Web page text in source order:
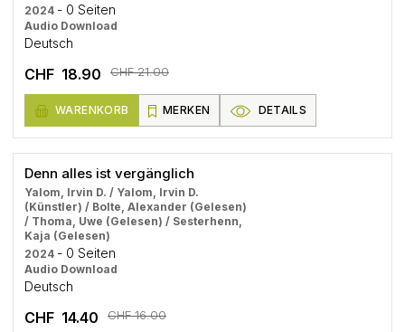
2024 - 0 Seiten
Audio Download
Deutsch
CHF 18.90 CHF 21.00
WARENKORB MERKEN DETAILS
Denn alles ist vergänglich
Yalom, Irvin D. / Yalom, Irvin D.
(Künstler) / Bolte, Alexander (Gelesen)
/ Thoma, Uwe (Gelesen) / Sesterhenn,
Kaja (Gelesen)
2024 - 0 Seiten
Audio Download
Deutsch
CHF 14.40 CHF 16.00